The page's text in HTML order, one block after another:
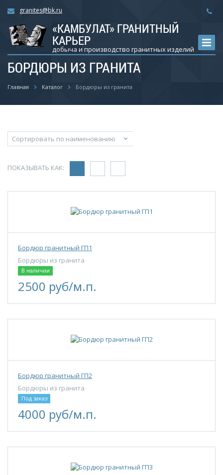
granites@bk.ru
«КАМБУЛАТ» ГРАНИТНЫЙ
КАРЬЕР
добыча и производство гранитных изделий
БОРДЮРЫ ИЗ ГРАНИТА
Главная Каталог Бордюры из гранита
ПОКАЗЫВАТЬ КАК:
Бордюр гранитный ГП1
Бордюры из гранита
В наличии
2500 руб/м.п.
Бордюр гранитный ГП2
Бордюры из гранита
Под заказ
4000 руб/м.п.